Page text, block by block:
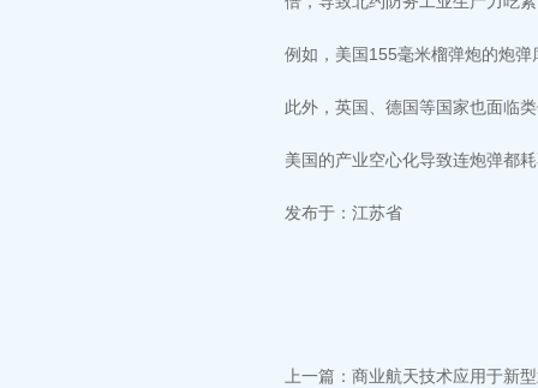
例如，美国155毫米榴弹炮的炮
此外，英国、德国等国家也面临
美国的产业空心化导致连炮弹都
发布于：江苏省
上一篇： 商业航天技术应用于新